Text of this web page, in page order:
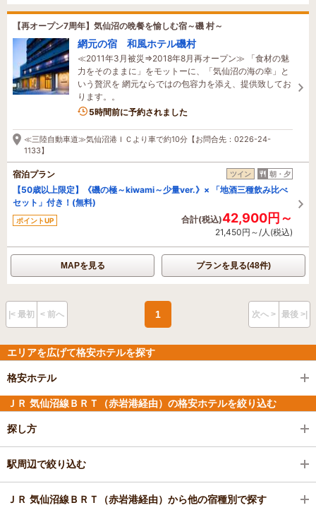
【再オープン7周年】気仙沼の晩餐を愉しむ宿～磯 村～
網元の宿 和風ホテル磯村
≪2011年3月被災⇒2018年8月再オープン≫ 「食材の魅
力をそのままに」をモットーに、「気仙沼の海の幸」と
いう贅沢を 網元ならではの包容力を添え、提供致してお
ります。。
1名がこの宿を見ています
5時間前に予約されました
≪三陸自動車道≫気仙沼港ＩＣより車で約10分【お問合先：0226-24-
1133】
宿泊プラン ツイン 朝・夕
【50歳以上限定】《磯の極～kiwami～少量ver.》× 「地酒三種飲み比べ
セット」付き！(無料)
ポイントUP 合計(税込)42,900円～
21,450円～/人(税込)
MAPを見る プランを見る(48件)
|< 最初 < 前へ 1 次へ > 最後 >|
エリアを広げて格安ホテルを探す
格安ホテル
ＪＲ 気仙沼線ＢＲＴ（赤岩港経由）の格安ホテルを絞り込む
探し方
駅周辺で絞り込む
ＪＲ 気仙沼線ＢＲＴ（赤岩港経由）から他の宿種別で探す